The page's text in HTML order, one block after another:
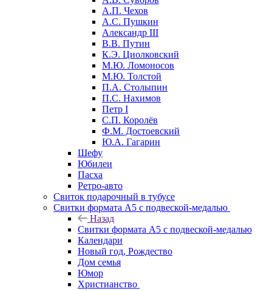
А.П. Чехов
А.С. Пушкин
Александр III
В.В. Путин
К.Э. Циолковский
М.Ю. Ломоносов
М.Ю. Толстой
П.А. Столыпин
П.С. Нахимов
Петр I
С.П. Королёв
Ф.М. Достоевский
Ю.А. Гагарин
Шефу
Юбилеи
Пасха
Ретро-авто
Свиток подарочный в тубусе
Свитки формата А5 с подвеской-медалью
Назад
Свитки формата А5 с подвеской-медалью
Календари
Новый год, Рождество
Дом семья
Юмор
Христианство